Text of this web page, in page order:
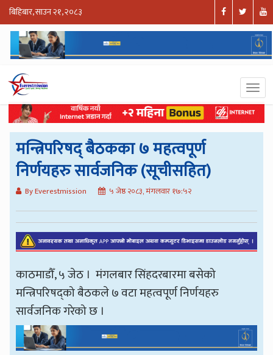
बिहिबार, साउन २१, २०८३
मन्त्रिपरिषद् बैठकका ७ महत्वपूर्ण
निर्णयहरु सार्वजनिक (सूचीसहित)
By Everestmission ५ जेष्ठ २०८३, मंगलवार १७:५२
काठमाडौँ, ५ जेठ । मंगलबार सिंहदरबारमा बसेको
मन्त्रिपरिषद्को बैठकले ७ वटा महत्वपूर्ण निर्णयहरु
सार्वजनिक गरेको छ ।